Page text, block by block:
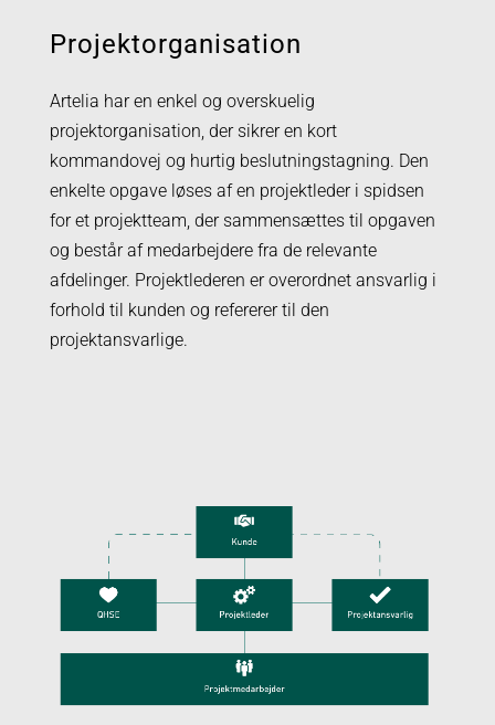
Projektorganisation
Artelia har en enkel og overskuelig
projektorganisation, der sikrer en kort
kommandovej og hurtig beslutningstagning. Den
enkelte opgave løses af en projektleder i spidsen
for et projektteam, der sammensættes til opgaven
og består af medarbejdere fra de relevante
afdelinger. Projektlederen er overordnet ansvarlig i
forhold til kunden og refererer til den
projektansvarlige.